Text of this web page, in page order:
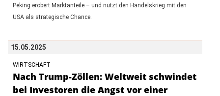
Peking erobert Marktanteile – und nutzt den Handelskrieg mit den
USA als strategische Chance.
15.05.2025
WIRTSCHAFT
Nach Trump-Zöllen: Weltweit schwindet
bei Investoren die Angst vor einer